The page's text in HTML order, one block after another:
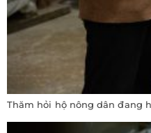
Thăm hỏi hộ nông dân đang